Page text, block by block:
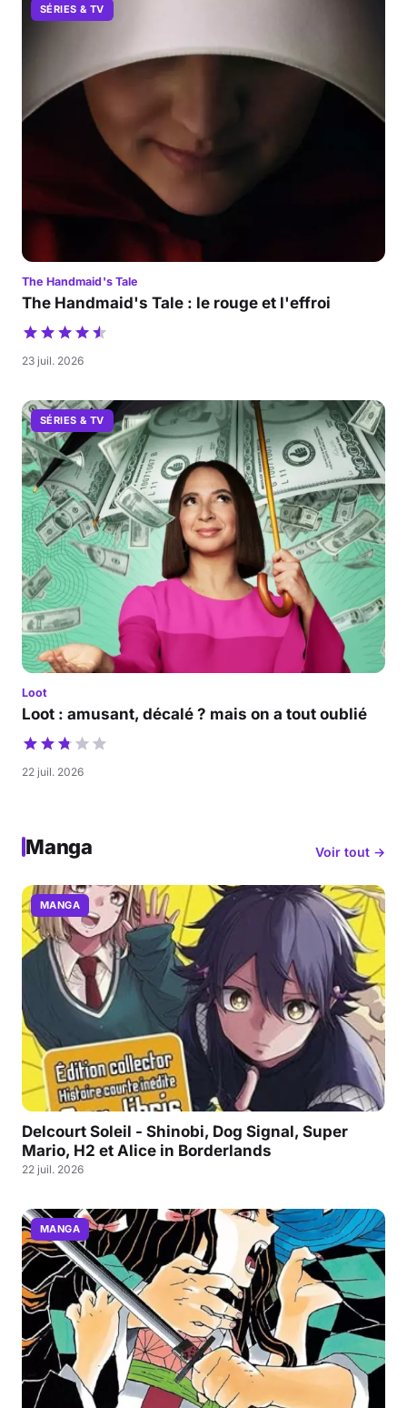
SÉRIES & TV
The Handmaid's Tale
The Handmaid's Tale : le rouge et l'effroi
23 juil. 2026
SÉRIES & TV
Loot
Loot : amusant, décalé ? mais on a tout oublié
22 juil. 2026
Manga Voir tout →
MANGA
Delcourt Soleil - Shinobi, Dog Signal, Super
Mario, H2 et Alice in Borderlands
22 juil. 2026
MANGA